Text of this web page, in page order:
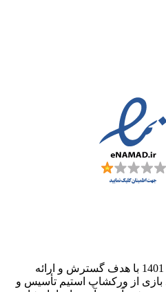
وبسایت مادکلاب در بهمن سال 1401 با هدف گسترش و ارائه
بازی از ورکشاپ استیم تأسیس و